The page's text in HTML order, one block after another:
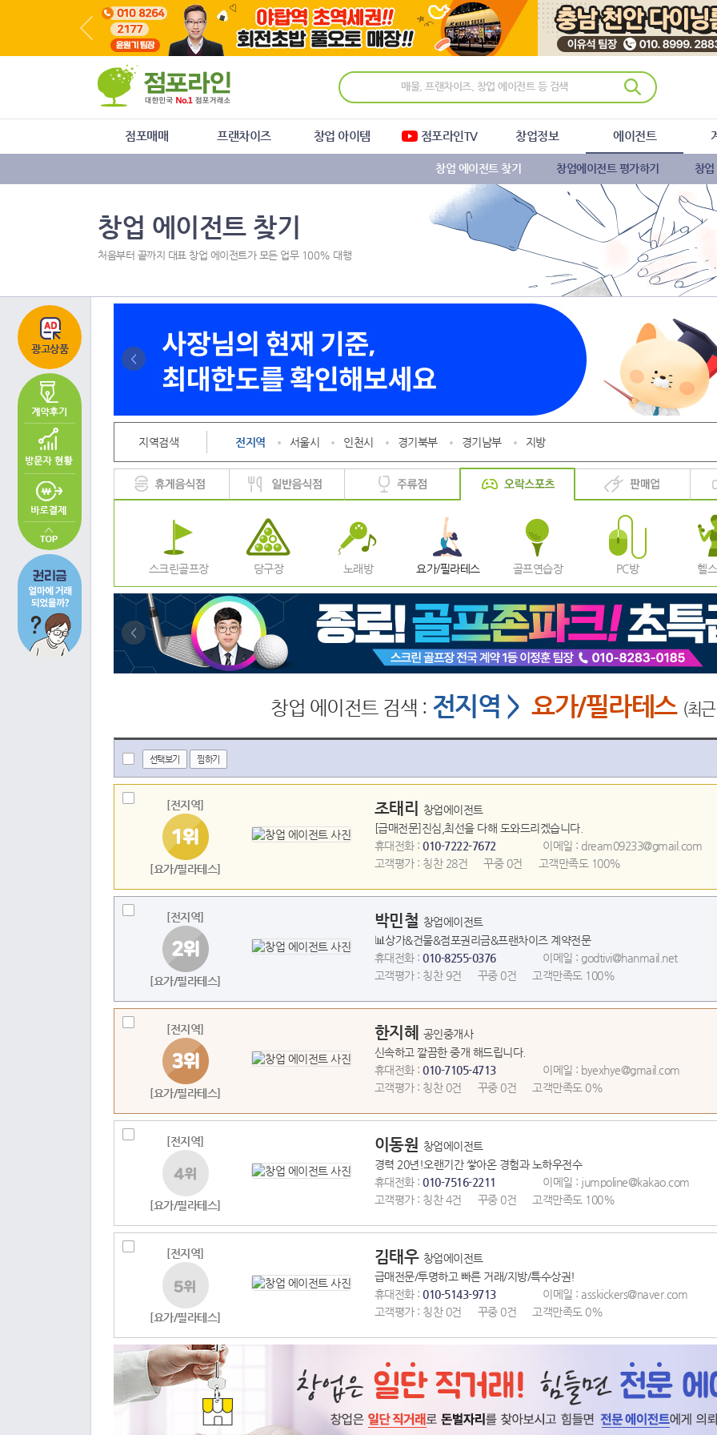
점포매매 프랜차이즈 창업 아이템 점포라인TV 창업정보 에이전트
창업 에이전트 찾기 창업에이전트 평가하기 창
창업 에이전트 찾기
처음부터 끝까지 대표 창업 에이전트가 모든 업무 100% 대행
광고상품
<
지역검색 전지역 서울시 인천시 경기북부 경기남부 지방
스크린골프장 당구장 노래방 요가/필라테스 골프연습장 PC방 헬
<
창업 에이전트 검색 : 전지역 > 요가/필라테스 (최
선택보기 찜하기
[전지역]
[요가/필라테스]
조태리
창업에이전트
[급매전문]진심,최선을 다해 도와드리겠습니다.
휴대전화 :010-7222-7672
이메일 : dream09233@gmail.com
고객평가 : 칭찬 28건 꾸중 0건 고객만족도 100%
[전지역]
[요가/필라테스]
박민철 창업에이전트
📊상가&건물&점포권리금&프랜차이즈 계약전문
휴대전화 :010-8255-0376
이메일 : godtivi@hanmail.net
고객평가 : 칭찬 9건 꾸중 0건 고객만족도 100%
[전지역]
[요가/필라테스]
한지혜
공인중개사
신속하고 깔끔한 중개 해드립니다.
휴대전화 :010-7105-4713
이메일 : byexhye@gmail.com
고객평가 : 칭찬 0건 꾸중 0건 고객만족도 0%
[전지역]
[요가/필라테스]
이동원 창업에이전트
경력 20년!오랜기간 쌓아온 경험과 노하우전수
휴대전화 :010-7516-2211
이메일 : jumpoline@kakao.com
고객평가 : 칭찬 4건 꾸중 0건 고객만족도 100%
[전지역]
[요가/필라테스]
김태우 창업에이전트
급매전문/투명하고 빠른 거래/지방/특수상권!
휴대전화 :010-5143-9713
이메일 : asskickers@naver.com
고객평가 : 칭찬 0건 꾸중 0건 고객만족도 0%